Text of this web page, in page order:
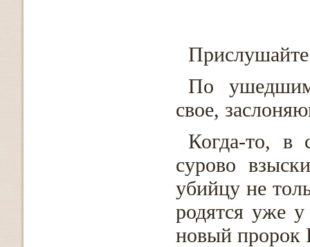
По
свое,
Когда-то, в
сурово
убийцу не
родятся уже
новый пророк